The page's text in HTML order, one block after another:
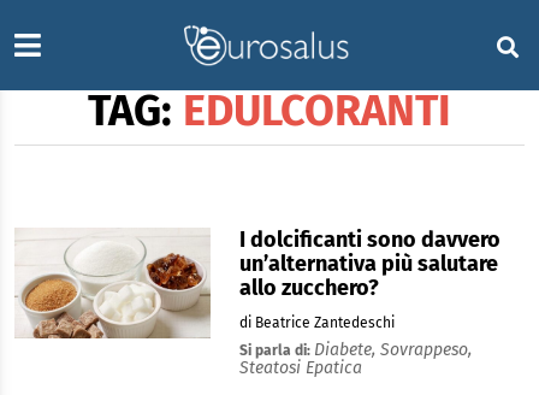
TAG: EDULCORANTI
I dolcificanti sono davvero
un’alternativa più salutare
allo zucchero?
di Beatrice Zantedeschi
Si parla di: Diabete, Sovrappeso,
Steatosi Epatica